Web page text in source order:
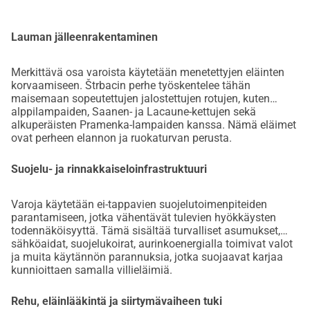
Lauman jälleenrakentaminen
Merkittävä osa varoista käytetään menetettyjen eläinten
korvaamiseen. Štrbacin perhe työskentelee tähän
maisemaan sopeutettujen jalostettujen rotujen, kuten
alppilampaiden, Saanen- ja Lacaune-kettujen sekä
alkuperäisten Pramenka-lampaiden kanssa. Nämä eläimet
ovat perheen elannon ja ruokaturvan perusta.
Suojelu- ja rinnakkaiseloinfrastruktuuri
Varoja käytetään ei-tappavien suojelutoimenpiteiden
parantamiseen, jotka vähentävät tulevien hyökkäysten
todennäköisyyttä. Tämä sisältää turvalliset asumukset,
sähköaidat, suojelukoirat, aurinkoenergialla toimivat valot
ja muita käytännön parannuksia, jotka suojaavat karjaa
kunnioittaen samalla villieläimiä.
Rehu, eläinlääkintä ja siirtymävaiheen tuki